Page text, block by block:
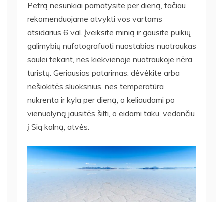
Petrą nesunkiai pamatysite per dieną, tačiau
rekomenduojame atvykti vos vartams
atsidarius 6 val. Įveiksite minią ir gausite puikių
galimybių nufotografuoti nuostabias nuotraukas
saulei tekant, nes kiekvienoje nuotraukoje nėra
turistų. Geriausias patarimas: dėvėkite arba
nešiokitės sluoksnius, nes temperatūra
nukrenta ir kyla per dieną, o keliaudami po
vienuolyną jausitės šilti, o eidami taku, vedančiu
į Siq kalną, atvės.